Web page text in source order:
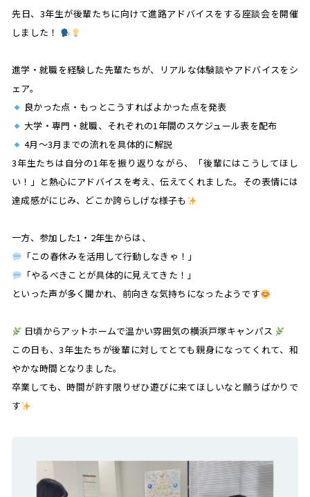
先日、3年生が後輩たちに向けて進路アドバイスをする座談会を開催
しました！
進学・就職を経験した先輩たちが、リアルな体験談やアドバイスをシ
ェア。
良かった点・もっとこうすればよかった点を発表
大学・専門・就職、それぞれの1年間のスケジュール表を配布
4月〜3月までの流れを具体的に解説
3年生たちは自分の1年を振り返りながら、「後輩にはこうしてほし
い！」と熱心にアドバイスを考え、伝えてくれました。その表情には
達成感がにじみ、どこか誇らしげな様子も
一方、参加した1・2年生からは、
「この春休みを活用して行動しなきゃ！」
「やるべきことが具体的に見えてきた！」
といった声が多く聞かれ、前向きな気持ちになったようです
日頃からアットホームで温かい雰囲気の横浜戸塚キャンパス
この日も、3年生たちが後輩に対してとても親身になってくれて、和
やかな時間となりました。
卒業しても、時間が許す限りぜひ遊びに来てほしいなと願うばかりで
す